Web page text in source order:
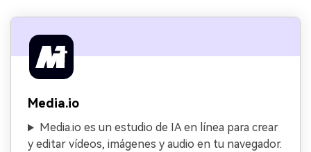
Media.io
Media.io es un estudio de IA en línea para crear
y editar vídeos, imágenes y audio en tu navegador.